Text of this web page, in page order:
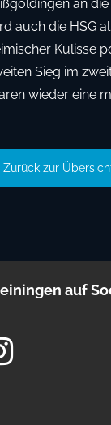
an
auch die HSG
Kulisse
Sieg im
wieder eine
Zurück zur
auf